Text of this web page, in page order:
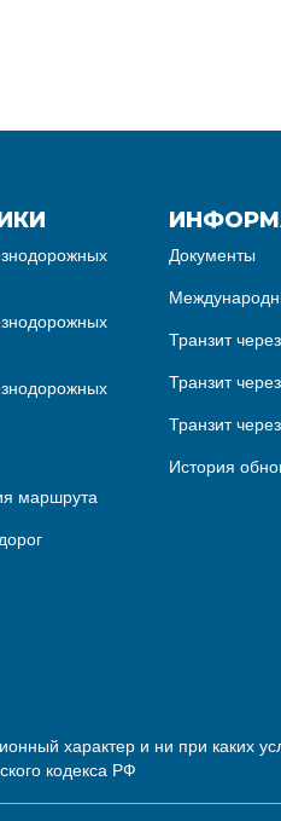
маршрута
Документы
Транзит
Транзит
Транзит
История
характер и ни при
кодекса РФ